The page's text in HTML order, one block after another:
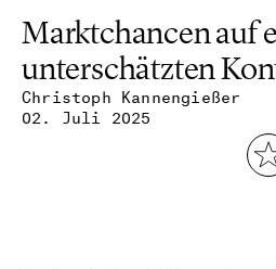
Christoph Kannengießer
02. Juli 2025
Marktchancen auf
unterschätzten